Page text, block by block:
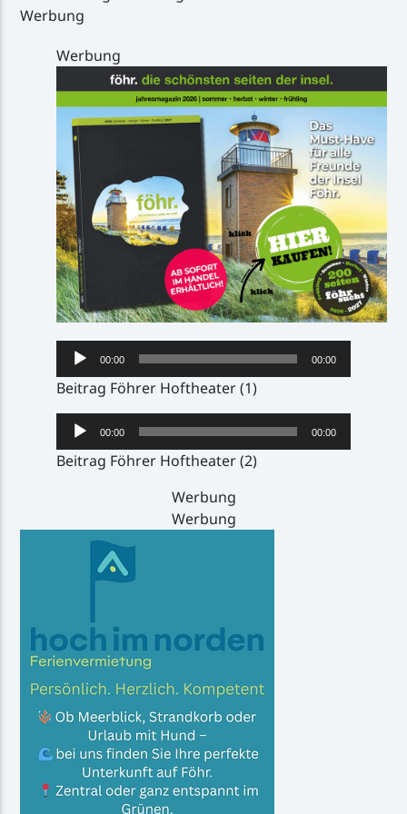
Werbung
Werbung
Audio-
Player
00:00 00:00
Beitrag Föhrer Hoftheater (1)
Audio-
Player
00:00 00:00
Beitrag Föhrer Hoftheater (2)
Werbung
Werbung